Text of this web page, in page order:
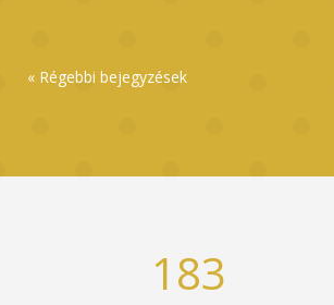
« Régebbi bejegyzések
183